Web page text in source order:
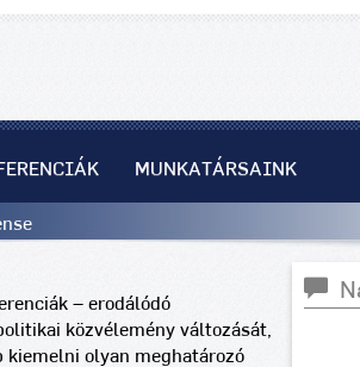
MUNKATÁRSAINK
– erodálódó
közvélemény változását,
olyan meghatározó